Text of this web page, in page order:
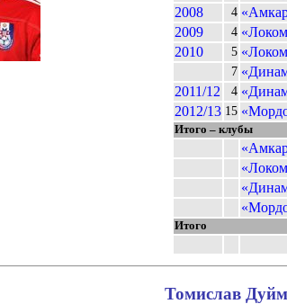
2008
4
2009
4
2010
5
7
2011/12
4
2012/13 15
Итого – клубы
Итого
Томислав